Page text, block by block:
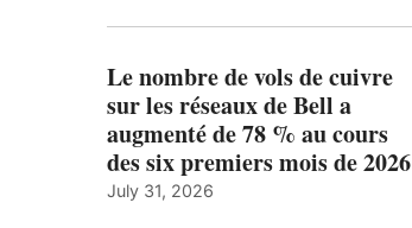
Le nombre de vols de cuivre
sur les réseaux de Bell a
augmenté de 78 % au cours
des six premiers mois de 2026
July 31, 2026